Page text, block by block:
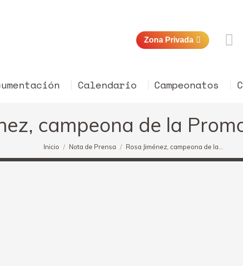
Zona Privada
Calendario Campeonatos
campeona de la
Estás aquí:
Inicio Nota de Prensa Rosa Jiménez, campeona de la…